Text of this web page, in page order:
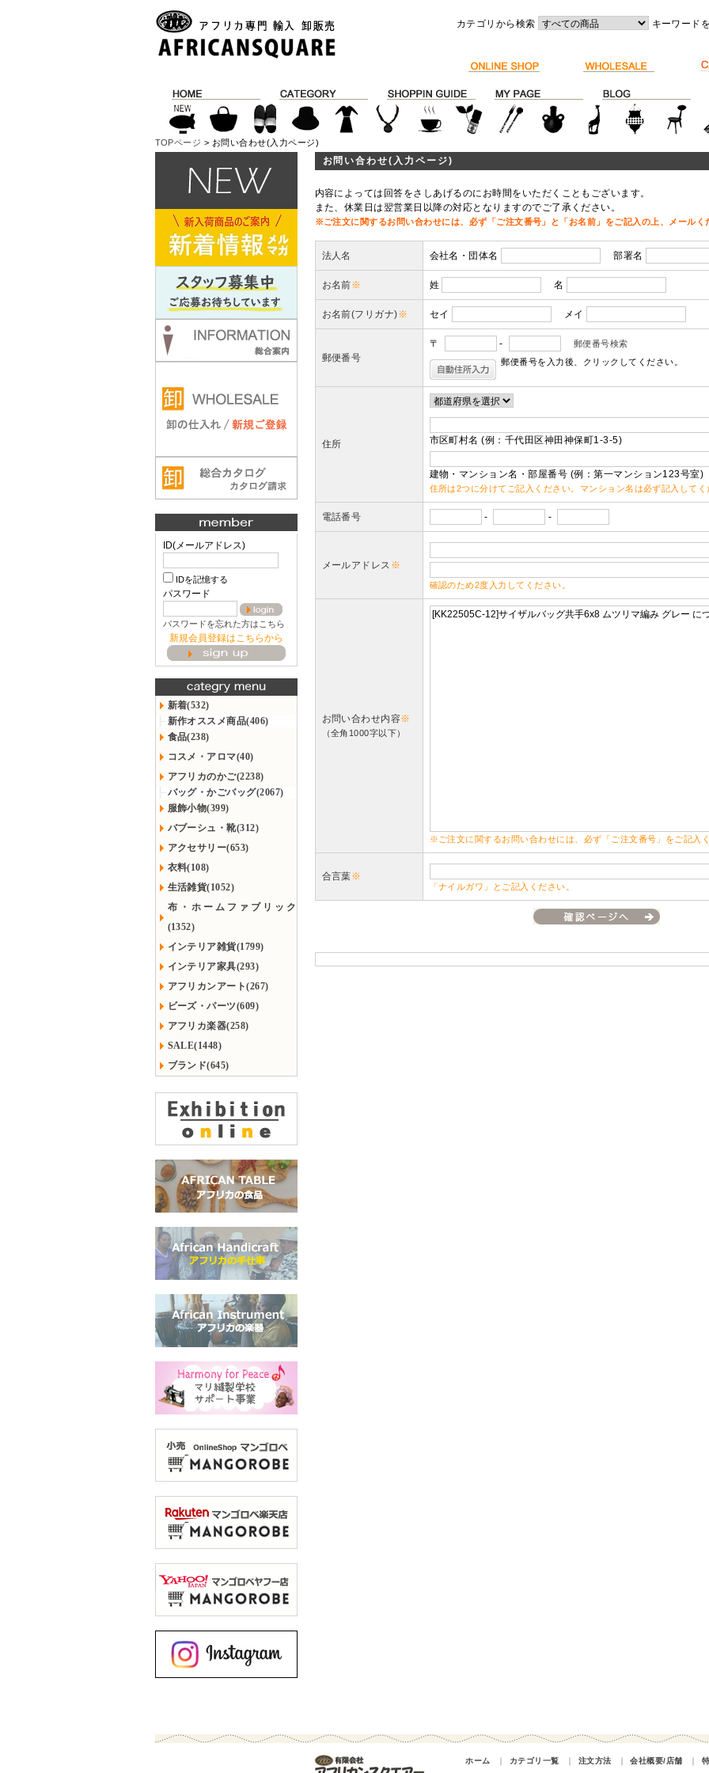
カテゴリから検索 キーワード
TOPページ > お問い合わせ(入力ページ)
ID(メールアドレス)
IDを記憶する
パスワード
パスワードを忘れた方はこちら
新規会員登録はこちらから
新着(532)
新作オススメ商品(406)
食品(238)
コスメ・アロマ(40)
アフリカのかご(2238)
バッグ・かごバッグ(2067)
服飾小物(399)
バブーシュ・靴(312)
アクセサリー(653)
衣料(108)
生活雑貨(1052)
布・ホームファブリック
(1352)
インテリア雑貨(1799)
インテリア家具(293)
アフリカンアート(267)
ビーズ・パーツ(609)
アフリカ楽器(258)
SALE(1448)
ブランド(645)
お問い合わせ(入力ページ)
内容によっては回答をさしあげるのにお時間をいただくこともございます。
また、休業日は翌営業日以降の対応となりますのでご了承ください。
※ご注文に関するお問い合わせには、必ず「ご注文番号」と「お名前」をご記入の上、メール
法人名 会社名・団体名 部署名
お名前※ 姓 名
お名前(フリガナ)※ セイ メイ
郵便番号
〒 -
郵便番号検索
郵便番号を入力後、クリックしてください。
住所 市区町村名 (例：千代田区神田神保町1-3-5)
建物・マンション名・部屋番号 (例：第一マンション123号室)
住所は2つに分けてご記入ください。マンション名は必ず記入してく
電話番号 - -
メールアドレス ※
確認のため2度入力してください。
お問い合わせ内容※
（全角1000字以下）
※ご注文に関するお問い合わせには、必ず「ご注文番号」をご記入
合言葉※
「ナイルガワ」とご記入ください。
ホーム ｜ カテゴリ一覧 ｜ 注文方法 ｜ 会社概要/店舗 ｜